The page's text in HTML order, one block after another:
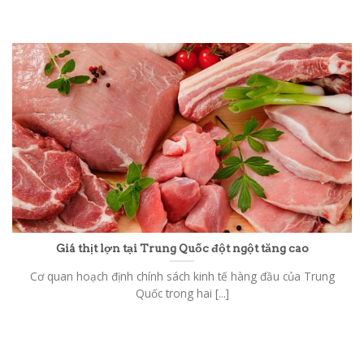
Giá thịt lợn tại Trung Quốc đột ngột tăng cao
Cơ quan hoạch định chính sách kinh tế hàng đầu của Trung
Quốc trong hai [...]